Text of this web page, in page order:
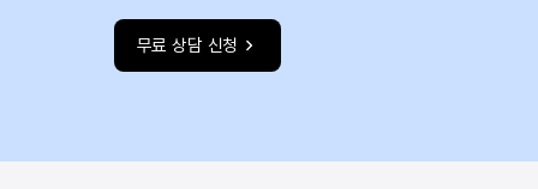
무료 상담 신청